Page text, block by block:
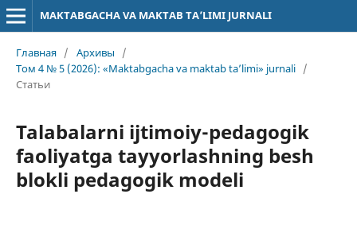
MAKTABGACHA VA MAKTAB TA’LIMI JURNALI
Главная / Архивы
/
Том 4 № 5 (2026): «Maktabgacha va maktab ta’limi» jurnali /
Статьи
Talabalarni ijtimoiy-pedagogik
faoliyatga tayyorlashning besh
blokli pedagogik modeli